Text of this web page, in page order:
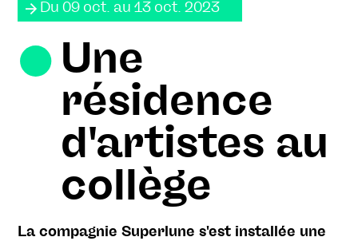
Du 09 oct. au 13 oct. 2023
Une
résidence
d'artistes au
collège
La compagnie Superlune s'est installée une